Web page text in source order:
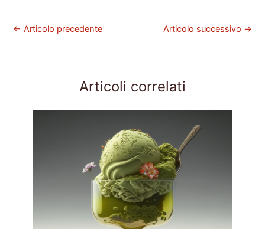
← Articolo precedente Articolo successivo →
Articoli correlati